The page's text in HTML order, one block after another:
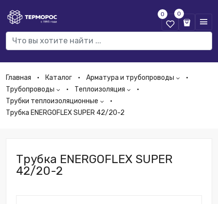
0 0
Главная Каталог
Арматура и трубопроводы
Трубопроводы
Теплоизоляция
Трубки теплоизоляционные
Трубка ENERGOFLEX SUPER 42/20-2
Трубка ENERGOFLEX SUPER
42/20-2